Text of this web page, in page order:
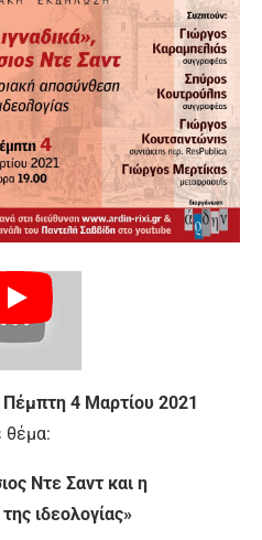
Πέμπτη 4 Μαρτίου 2021
θέμα:
Ντε Σαντ και η
ιδεολογίας»